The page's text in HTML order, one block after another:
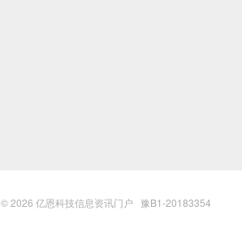
© 2026 亿恩科技信息资讯门户 豫B1-20183354